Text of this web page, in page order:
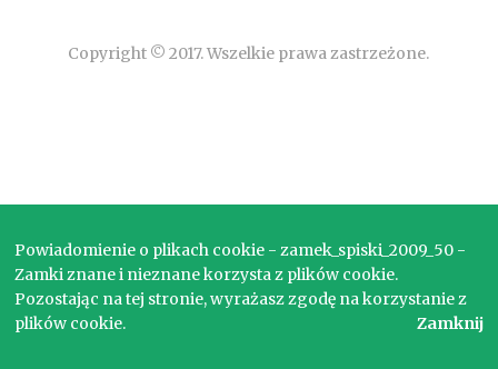
Copyright © 2017. Wszelkie prawa zastrzeżone.
Powiadomienie o plikach cookie - zamek_spiski_2009_50 -
Zamki znane i nieznane korzysta z plików cookie.
Pozostając na tej stronie, wyrażasz zgodę na korzystanie z
plików cookie.
Zamknij